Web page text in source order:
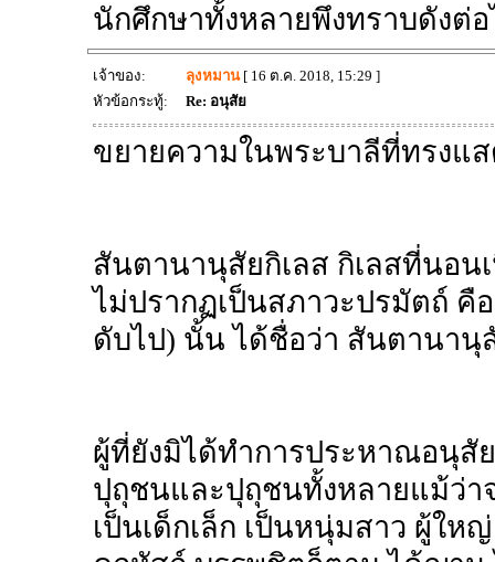
นักศึกษาทั้งหลายพึงทราบดังต่
เจ้าของ: ลุงหมาน[ 16 ต.ค. 2018, 15:29 ]
หัวข้อกระทู้:
Re: อนุสัย
ขยายความในพระบาลีที่ทรงแ
สันตานานุสัยกิเลส กิเลสที่นอน
ไม่ปรากฏเป็นสภาวะปรมัตถ์ คื
ดับไป) นั้น ได้ชื่อว่า สันตานานุ
ผู้ที่ยังมิได้ทำการประหาณอนุสั
ปุถุชนและปุถุชนทั้งหลายแม้ว่า
เป็นเด็กเล็ก เป็นหนุ่มสาว ผู้ให